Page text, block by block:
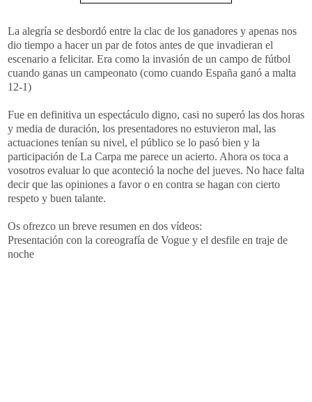
La alegría se desbordó entre la clac de los ganadores y apenas nos
dio tiempo a hacer un par de fotos antes de que invadieran el
escenario a felicitar. Era como la invasión de un campo de fútbol
cuando ganas un campeonato (como cuando España ganó a malta
12-1)
Fue en definitiva un espectáculo digno, casi no superó las dos horas
y media de duración, los presentadores no estuvieron mal, las
actuaciones tenían su nivel, el público se lo pasó bien y la
participación de La Carpa me parece un acierto. Ahora os toca a
vosotros evaluar lo que aconteció la noche del jueves. No hace falta
decir que las opiniones a favor o en contra se hagan con cierto
respeto y buen talante.
Os ofrezco un breve resumen en dos vídeos:
Presentación con la coreografía de Vogue y el desfile en traje de
noche